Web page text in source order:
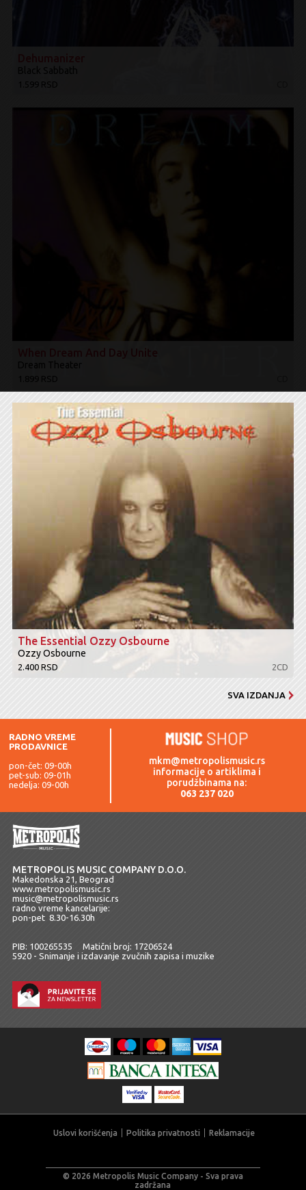
Black Sabbath
1.599 RSD
Dream Theater
1.899 RSD
The Essential Ozzy Osbourne
Ozzy Osbourne
2.400 RSD 2CD
SVA IZDANJA
RADNO VREME
PRODAVNICE
pon-čet: 09-00h
pet-sub: 09-01h
nedelja: 09-00h
mkm@metropolismusic.rs
informacije o artiklima i
porudžbinama na:
063 237 020
METROPOLIS MUSIC COMPANY D.O.O.
Makedonska 21, Beograd
www.metropolismusic.rs
music@metropolismusic.rs
radno vreme kancelarije:
pon-pet 8.30-16.30h
PIB: 100265535 Matični broj: 17206524
5920 - Snimanje i izdavanje zvučnih zapisa i muzike
© 2026 Metropolis Music Company - Sva prava
zadržana
Uslovi korišćenja Politika privatnosti Reklamacije